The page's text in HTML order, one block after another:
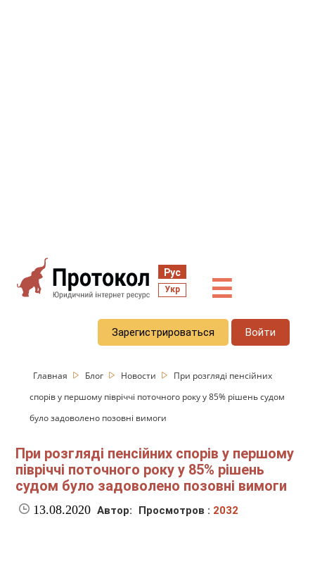
Рус
Укр ☰
Зарегистрироваться Войти
Главная Блог Новости
При розгляді пенсійних
спорів у першому півріччі поточного року у 85% рішень судом
було задоволено позовні вимоги
При розгляді пенсійних спорів у першому
півріччі поточного року у 85% рішень
судом було задоволено позовні вимоги
13.08.2020 Автор: Просмотров : 2032